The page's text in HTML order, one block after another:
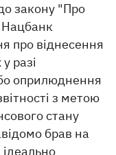
закону "Про
Нацбанк
про віднесення
разі
оприлюднення
з метою
стану
брав на